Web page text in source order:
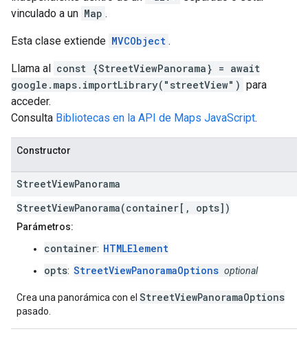
vinculado a un Map .
Esta clase extiende MVCObject .
Llama al const {StreetViewPanorama} = await
google.maps.importLibrary("streetView") para
acceder.
Consulta Bibliotecas en la API de Maps JavaScript.
Constructor
StreetViewPanorama
StreetViewPanorama(container[, opts])
Parámetros:
container: HTMLElement
opts: StreetViewPanoramaOptions optional
Crea una panorámica con el StreetViewPanoramaOptions
pasado.